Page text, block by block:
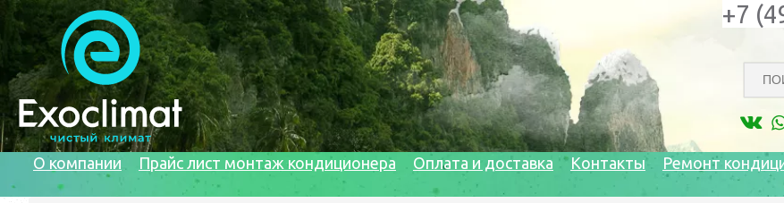
+7
О компании Прайс лист монтаж кондиционера Оплата и доставка Контакты Ремонт